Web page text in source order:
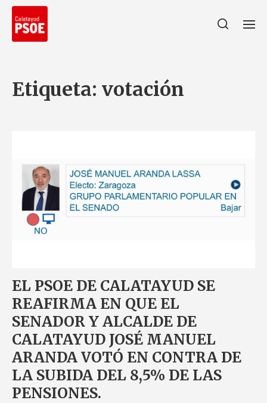
Etiqueta: votación
EL PSOE DE CALATAYUD SE
REAFIRMA EN QUE EL
SENADOR Y ALCALDE DE
CALATAYUD JOSÉ MANUEL
ARANDA VOTÓ EN CONTRA DE
LA SUBIDA DEL 8,5% DE LAS
PENSIONES.